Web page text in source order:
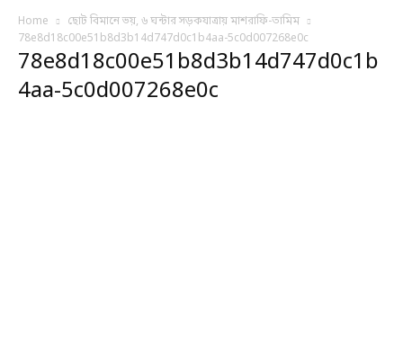
Home
ছোট বিমানে ভয়, ৬ ঘন্টার সড়কযাত্রায় মাশরাফি-তামিম
78e8d18c00e51b8d3b14d747d0c1b4aa-5c0d007268e0c
78e8d18c00e51b8d3b14d747d0c1b
4aa-5c0d007268e0c